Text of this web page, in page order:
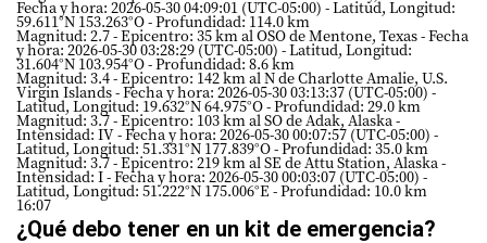
Fecha y hora: 2026-05-30 04:09:01 (UTC-05:00) - Latitud, Longitud:
59.611°N 153.263°O - Profundidad: 114.0 km
Magnitud: 2.7 - Epicentro: 35 km al OSO de Mentone, Texas - Fecha
y hora: 2026-05-30 03:28:29 (UTC-05:00) - Latitud, Longitud:
31.604°N 103.954°O - Profundidad: 8.6 km
Magnitud: 3.4 - Epicentro: 142 km al N de Charlotte Amalie, U.S.
Virgin Islands - Fecha y hora: 2026-05-30 03:13:37 (UTC-05:00) -
Latitud, Longitud: 19.632°N 64.975°O - Profundidad: 29.0 km
Magnitud: 3.7 - Epicentro: 103 km al SO de Adak, Alaska -
Intensidad: IV - Fecha y hora: 2026-05-30 00:07:57 (UTC-05:00) -
Latitud, Longitud: 51.331°N 177.839°O - Profundidad: 35.0 km
Magnitud: 3.7 - Epicentro: 219 km al SE de Attu Station, Alaska -
Intensidad: I - Fecha y hora: 2026-05-30 00:03:07 (UTC-05:00) -
Latitud, Longitud: 51.222°N 175.006°E - Profundidad: 10.0 km
16:07
¿Qué debo tener en un kit de emergencia?